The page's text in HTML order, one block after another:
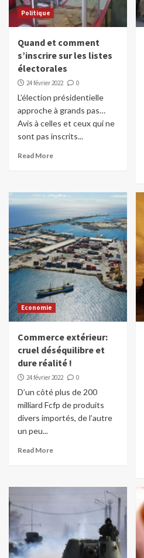
Politique
Quand et comment
s’inscrire sur les listes
électorales
24 février 2022 0
L’élection présidentielle
approche à grands pas…
Avis à celles et ceux qui ne
sont pas inscrits...
Read More
Economie
Commerce extérieur:
cruel déséquilibre et
dure réalité !
24 février 2022 0
D’un côté plus de 200
milliard Fcfp de produits
divers importés, de l’autre
un peu...
Read More